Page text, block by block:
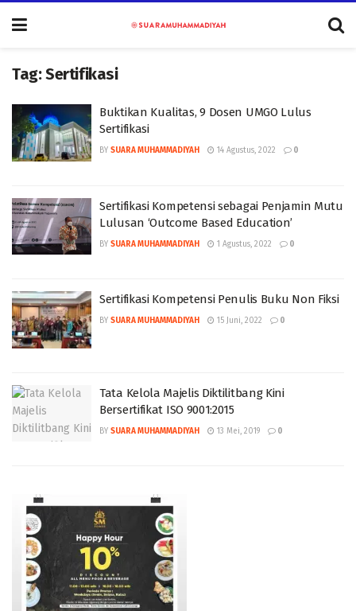
Tag:Sertifikasi
Buktikan Kualitas, 9 Dosen UMGO Lulus
Sertifikasi
BY SUARA MUHAMMADIYAH 14 Agustus, 2022 0
Sertifikasi Kompetensi sebagai Penjamin Mutu
Lulusan ‘Outcome Based Education’
BY SUARA MUHAMMADIYAH 1 Agustus, 2022 0
Sertifikasi Kompetensi Penulis Buku Non Fiksi
BY SUARA MUHAMMADIYAH 15 Juni, 2022 0
Tata Kelola Majelis Diktilitbang Kini
Bersertifikat ISO 9001:2015
BY SUARA MUHAMMADIYAH 13 Mei, 2019 0